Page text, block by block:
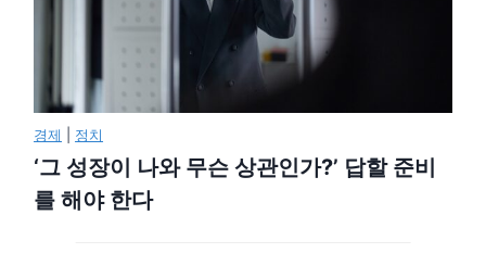
경제 정치
‘그 성장이 나와 무슨 상관인가?’ 답할 준비
를 해야 한다